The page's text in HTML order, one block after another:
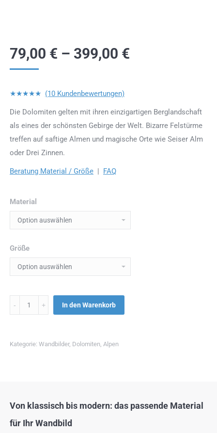
79,00 € – 399,00 €
★★★★★ (10 Kundenbewertungen)
Die Dolomiten gelten mit ihren einzigartigen Berglandschaft
als eines der schönsten Gebirge der Welt. Bizarre Felstürme
treffen auf saftige Almen und magische Orte wie Seiser Alm
oder Drei Zinnen.
Beratung Material / Größe FAQ
Material
Größe
Menge In den Warenkorb
Kategorie: Wandbilder, Dolomiten, Alpen
Von klassisch bis modern: das passende Material
für Ihr Wandbild